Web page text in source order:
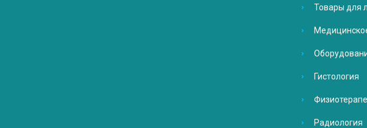
Товары для
Гистология
Радиология